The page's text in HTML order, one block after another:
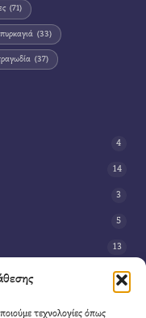
τεχνολογίες όπως
(71)
πυρκαγιά (33)
(37)
4
14
3
5
13
42